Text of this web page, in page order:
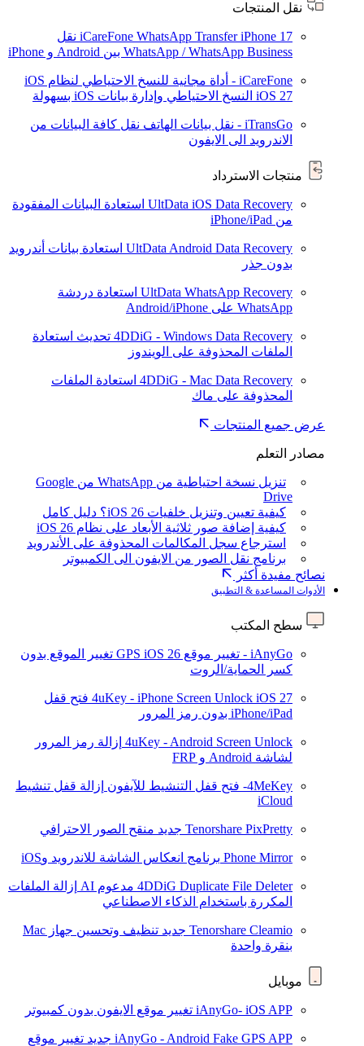
نقل المنتجات
iCareFone WhatsApp TransferiPhone 17
نقل
WhatsApp / WhatsApp Business بين Android و iPhone
iCareFone - أداة مجانية للنسخ الاحتياطي لنظام iOS
iOS 27 النسخ الاحتياطي وإدارة بيانات iOS بسهولة
iTransGo - نقل بيانات الهاتف
نقل كافة البيانات من
الاندرويد الى الايفون
منتجات الاسترداد
UltData iOS Data Recovery استعادة البيانات المفقودة
من iPhone/iPad
UltData Android Data Recovery استعادة بيانات أندرويد
بدون جذر
UltData WhatsApp Recovery استعادة دردشة
WhatsApp على Android/iPhone
4DDiG - Windows Data Recovery تحديث استعادة
الملفات المحذوفة على الويندوز
4DDiG - Mac Data Recovery استعادة الملفات
المحذوفة على ماك
عرض جميع المنتجات
مصادر التعلم
تنزيل نسخة احتياطية من WhatsApp من Google
Drive
كيفية تعيين وتنزيل خلفيات iOS 26؟ دليل كامل
كيفية إضافة صور ثلاثية الأبعاد على نظام iOS 26
استرجاع سجل المكالمات المحذوفة على الأندرويد
برنامج نقل الصور من الايفون الى الكمبيوتر
نصائح مفيدة أكثر
الأدوات المساعدة & التطبيق
سطح المكتب
iAnyGo - تغيير موقع GPS iOS 26
تغيير الموقع بدون
كسر الحماية/الروت
4uKey - iPhone Screen Unlock iOS 27
فتح قفل
iPhone/iPad بدون رمز المرور
4uKey - Android Screen Unlock إزالة رمز المرور
لشاشة Android و FRP
4MeKey- فتح قفل التنشيط للآيفون
إزالة قفل تنشيط
iCloud
Tenorshare PixPretty جديد منقح الصور الاحترافي
Phone Mirror برنامج انعكاس الشاشة للاندرويد وiOS
4DDiG Duplicate File Deleter مدعوم AI
إزالة الملفات
المكررة باستخدام الذكاء الاصطناعي
Tenorshare Cleamio جديد
تنظيف وتحسين جهاز Mac
بنقرة واحدة
موبايل
iAnyGo- iOS APP تغيير موقع الايفون بدون كمبيوتر
iAnyGo - Android Fake GPS APP جديد تغيير موقع